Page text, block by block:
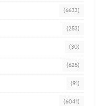
(6633)
(253)
(30)
(625)
(91)
(6041)